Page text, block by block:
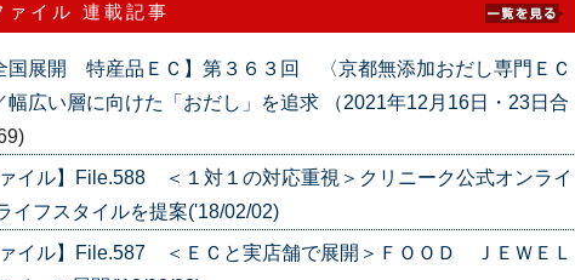
ァイル 連載記事
国展開 特産品ＥＣ】第３６３回 〈京都無添加おだし専門ＥＣ
幅広い層に向けた「おだし」を追求 （2021年12月16日・23日合
ァイル】File.588 ＜１対１の対応重視＞クリニーク公式オンライ
イフスタイルを提案('18/02/02)
ァイル】File.587 ＜ＥＣと実店舗で展開＞ＦＯＯＤ ＪＥＷＥＬ